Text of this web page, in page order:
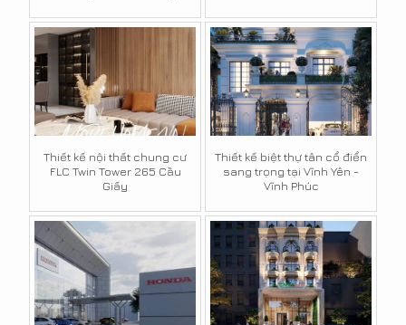
Thiết kế nội thất chung cư
FLC Twin Tower 265 Cầu
Giấy
Thiết kế biệt thự tân cổ điển
sang trọng tại Vĩnh Yên -
Vĩnh Phúc